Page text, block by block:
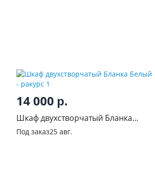
14 000 р.
Шкаф двухстворчатый Бланка
Белый
Под заказ25 авг.